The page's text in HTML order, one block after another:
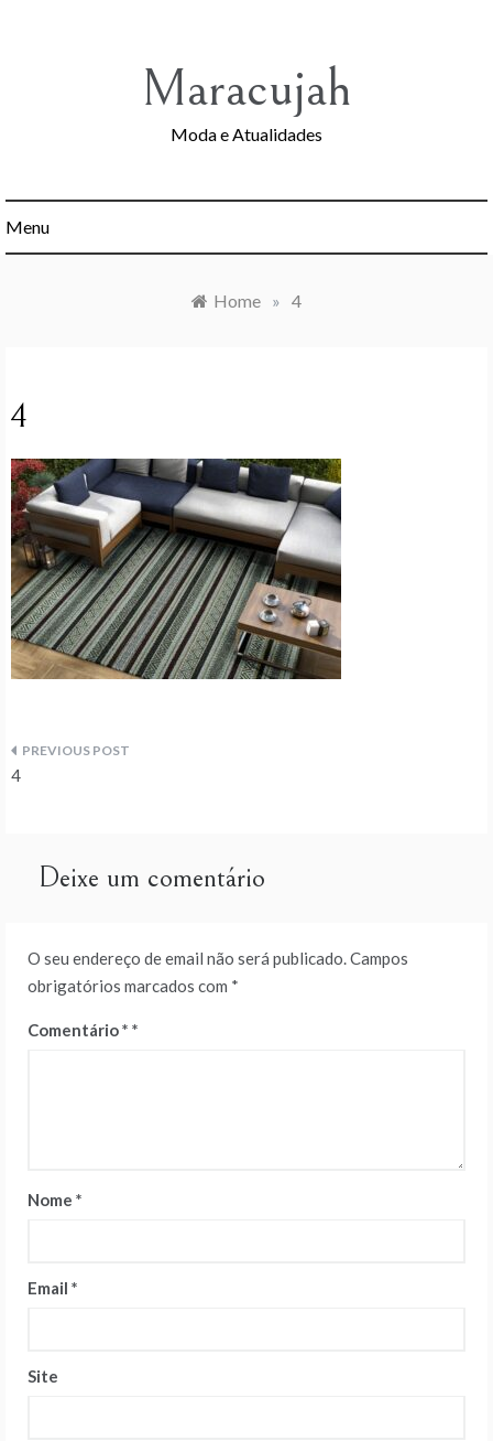
Maracujah
Moda e Atualidades
Menu
Home » 4
4
Navegação
artigos
4
Deixe um comentário
O seu endereço de email não será publicado.Campos
obrigatórios marcados com *
Comentário*
Nome *
Email *
Site